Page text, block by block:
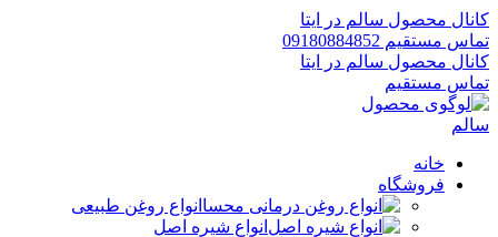
کانال محصول سالم در ایتا
تماس مستقیم 09180884852
کانال محصول سالم در ایتا
تماس مستقیم
خانه
فروشگاه
انواع روغن طبیعی
انواع شیره اصل